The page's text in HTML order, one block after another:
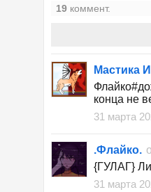
19 коммент.
Мастика И
конца не
31 марта
.Флайко.
{ГУЛАГ}
31 марта